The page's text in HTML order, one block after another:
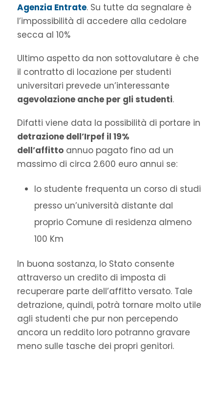
Agenzia Entrate. Su tutte da segnalare è
l’impossibilità di accedere alla cedolare
secca al 10%
Ultimo aspetto da non sottovalutare è che
il contratto di locazione per studenti
universitari prevede un’interessante
agevolazione anche per gli studenti.
Difatti viene data la possibilità di portare in
detrazione dell’Irpef il 19%
dell’affitto annuo pagato fino ad un
massimo di circa 2.600 euro annui se:
lo studente frequenta un corso di studi
presso un’università distante dal
proprio Comune di residenza almeno
100 Km
In buona sostanza, lo Stato consente
attraverso un credito di imposta di
recuperare parte dell’affitto versato. Tale
detrazione, quindi, potrà tornare molto utile
agli studenti che pur non percependo
ancora un reddito loro potranno gravare
meno sulle tasche dei propri genitori.